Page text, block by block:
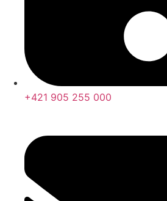
+421 905 255 000